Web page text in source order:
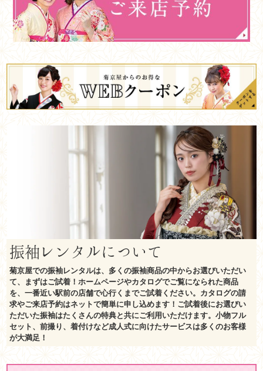
振袖レンタルについて
菊京屋での振袖レンタルは、多くの振袖商品の中からお選びいただい
て、まずはご試着！ホームページやカタログでご覧になられた商品
を、一番近い駅前の店舗で心行くまでご試着ください。カタログの請
求やご来店予約はネットで簡単に申し込めます！ご試着後にお選びい
ただいた振袖はたくさんの特典と共にご利用いただけます。小物フル
セット、前撮り、着付けなど成人式に向けたサービスは多くのお客様
が大満足！